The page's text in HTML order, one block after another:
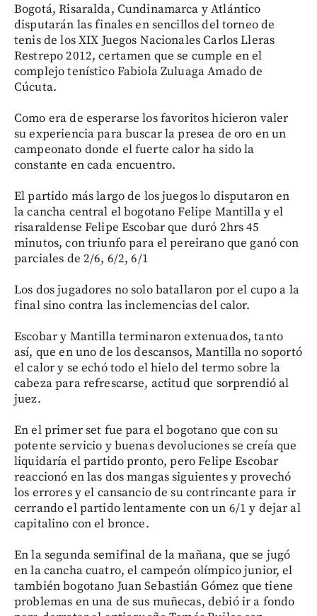
Bogotá, Risaralda, Cundinamarca y Atlántico
disputarán las finales en sencillos del torneo de
tenis de los XIX Juegos Nacionales Carlos Lleras
Restrepo 2012, certamen que se cumple en el
complejo tenístico Fabiola Zuluaga Amado de
Cúcuta.
Como era de esperarse los favoritos hicieron valer
su experiencia para buscar la presea de oro en un
campeonato donde el fuerte calor ha sido la
constante en cada encuentro.
El partido más largo de los juegos lo disputaron en
la cancha central el bogotano Felipe Mantilla y el
risaraldense Felipe Escobar que duró 2hrs 45
minutos, con triunfo para el pereirano que ganó con
parciales de 2/6, 6/2, 6/1
Los dos jugadores no solo batallaron por el cupo a la
final sino contra las inclemencias del calor.
Escobar y Mantilla terminaron extenuados, tanto
así, que en uno de los descansos, Mantilla no soportó
el calor y se echó todo el hielo del termo sobre la
cabeza para refrescarse, actitud que sorprendió al
juez.
En el primer set fue para el bogotano que con su
potente servicio y buenas devoluciones se creía que
liquidaría el partido pronto, pero Felipe Escobar
reaccionó en las dos mangas siguientes y provechó
los errores y el cansancio de su contrincante para ir
cerrando el partido lentamente con un 6/1 y dejar al
capitalino con el bronce.
En la segunda semifinal de la mañana, que se jugó
en la cancha cuatro, el campeón olímpico junior, el
también bogotano Juan Sebastián Gómez que tiene
problemas en una de sus muñecas, debió ir a fondo